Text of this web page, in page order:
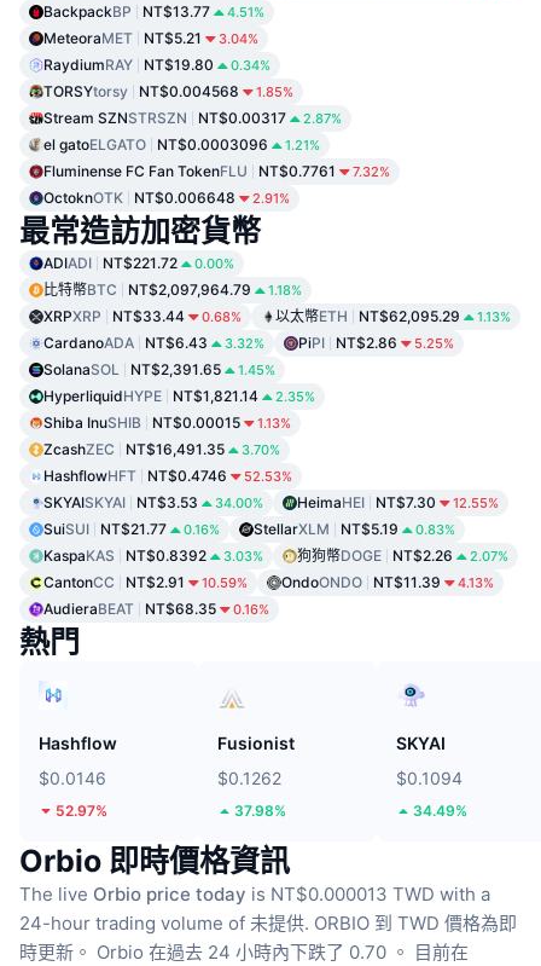
BackpackBP NT$13.77 4.51%
MeteoraMET NT$5.21 3.04%
RaydiumRAY NT$19.80 0.34%
TORSYtorsy NT$0.004568 1.85%
Stream SZNSTRSZN NT$0.00317 2.87%
el gatoELGATO NT$0.0003096 1.21%
Fluminense FC Fan TokenFLU NT$0.7761 7.32%
OctoknOTK NT$0.006648 2.91%
最常造訪加密貨幣
ADIADI NT$221.72 0.00%
比特幣BTC NT$2,097,964.79 1.18%
XRPXRP NT$33.44 0.68% 以太幣ETH NT$62,095.29 1.13%
CardanoADA NT$6.43 3.32% PiPI NT$2.86 5.25%
SolanaSOL NT$2,391.65 1.45%
HyperliquidHYPE NT$1,821.14 2.35%
Shiba InuSHIB NT$0.00015 1.13%
ZcashZEC NT$16,491.35 3.70%
HashflowHFT NT$0.4746 52.53%
SKYAISKYAI NT$3.53 34.00% HeimaHEI NT$7.30 12.55%
SuiSUI NT$21.77 0.16% StellarXLM NT$5.19 0.83%
KaspaKAS NT$0.8392 3.03% 狗狗幣DOGE NT$2.26 2.07%
CantonCC NT$2.91 10.59% OndoONDO NT$11.39 4.13%
AudieraBEAT NT$68.35 0.16%
熱門
Hashflow
$0.0146
52.97%
Fusionist
$0.1262
37.98%
SKYAI
$0.1094
34.49%
Orbio 即時價格資訊
The live Orbio price today is NT$0.000013 TWD with a
24-hour trading volume of 未提供. ORBIO 到 TWD 價格為即
時更新。 Orbio 在過去 24 小時內下跌了 0.70 。
目前在